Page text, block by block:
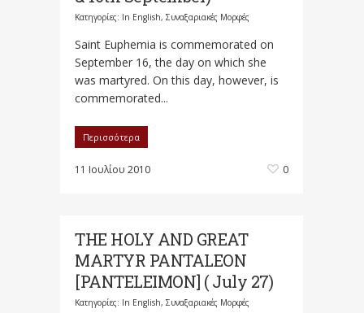
Κατηγορίες: In English, Συναξαριακές Μορφές
Saint Euphemia is commemorated on
September 16, the day on which she
was martyred. On this day, however, is
commemorated...
Περισσότερα
11 Ιουλίου 2010 0
THE HOLY AND GREAT
MARTYR PANTALEON
[PANTELEIMON] ( July 27)
Κατηγορίες: In English, Συναξαριακές Μορφές